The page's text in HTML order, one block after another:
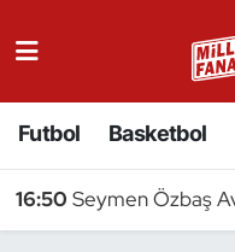
Futbol Basketbol
16:50 Seymen Özbaş
Badminton